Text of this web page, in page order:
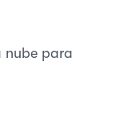
nube para